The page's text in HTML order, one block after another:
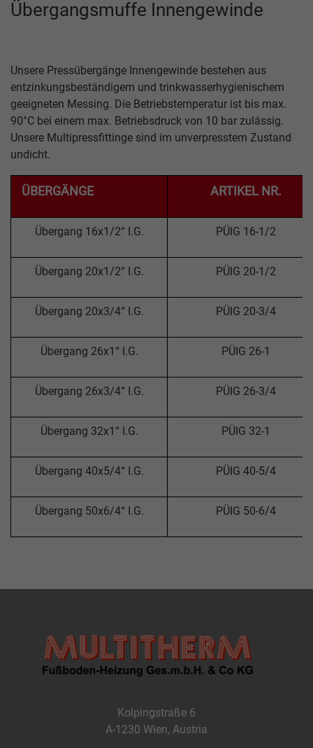
Übergangsmuffe Innengewinde
Unsere Pressübergänge Innengewinde bestehen aus
entzinkungsbeständigem und trinkwasserhygienischem
geeigneten Messing. Die Betriebstemperatur ist bis max.
90°C bei einem max. Betriebsdruck von 10 bar zulässig.
Unsere Multipressfittinge sind im unverpresstem Zustand
undicht.
ÜBERGÄNGE ARTIKEL NR.
Übergang 16x1/2“ I.G. PÜIG 16-1/2
Übergang 20x1/2“ I.G. PÜIG 20-1/2
Übergang 20x3/4“ I.G. PÜIG 20-3/4
Übergang 26x1“ I.G. PÜIG 26-1
Übergang 26x3/4“ I.G. PÜIG 26-3/4
Übergang 32x1“ I.G. PÜIG 32-1
Übergang 40x5/4“ I.G. PÜIG 40-5/4
Übergang 50x6/4“ I.G. PÜIG 50-6/4
Kolpingstraße 6
A-1230 Wien, Austria